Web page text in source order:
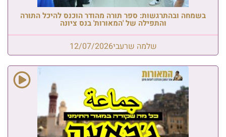
בשמחה ובהתרגשות: ספר תורה מהודר הוכנס להיכל התורה
והתפילה של 'המאורות' בנס ציונה
שלמה שרעבי12/07/2026